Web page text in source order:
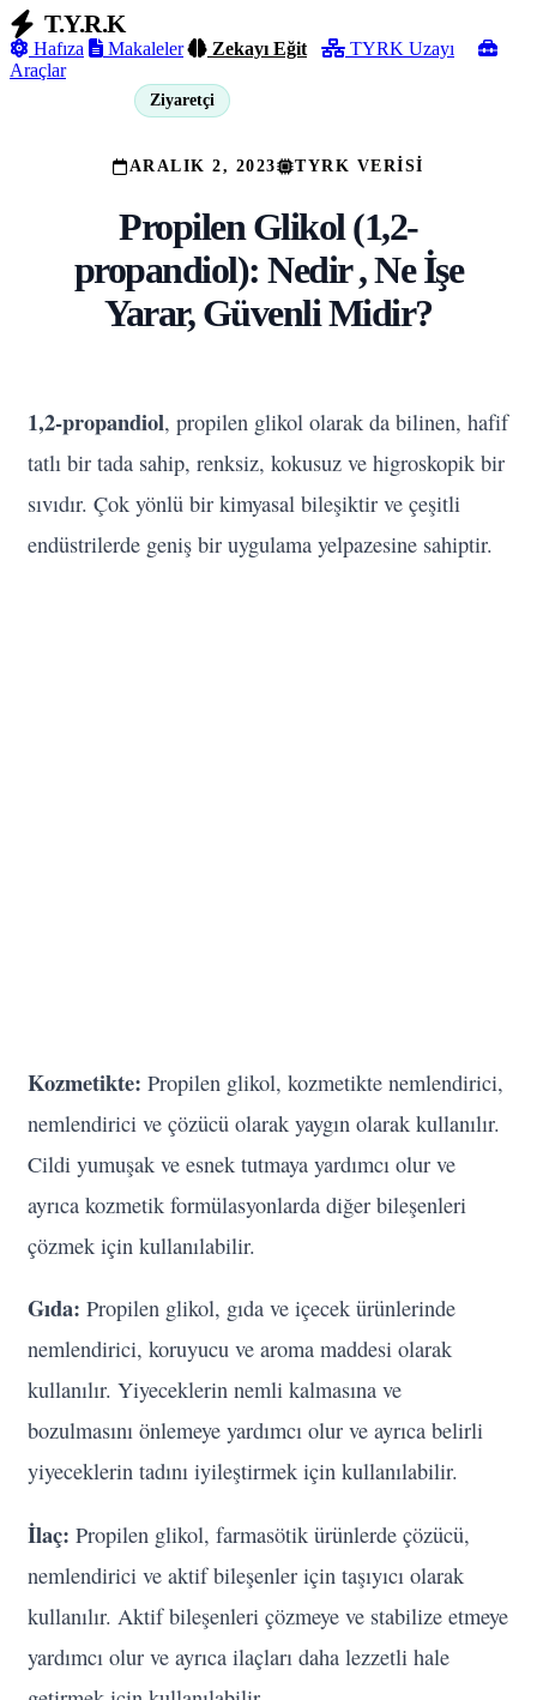
T.Y.R.K
Hafıza Makaleler Zekayı Eğit
TYRK Uzayı
Araçlar
Ziyaretçi
ARALIK 2, 2023 TYRK VERISI
Propilen Glikol (1,2-
propandiol): Nedir , Ne İşe
Yarar, Güvenli Midir?
1,2-propandiol, propilen glikol olarak da bilinen, hafif
tatlı bir tada sahip, renksiz, kokusuz ve higroskopik bir
sıvıdır. Çok yönlü bir kimyasal bileşiktir ve çeşitli
endüstrilerde geniş bir uygulama yelpazesine sahiptir.
Kozmetikte: Propilen glikol, kozmetikte nemlendirici,
nemlendirici ve çözücü olarak yaygın olarak kullanılır.
Cildi yumuşak ve esnek tutmaya yardımcı olur ve
ayrıca kozmetik formülasyonlarda diğer bileşenleri
çözmek için kullanılabilir.
Gıda: Propilen glikol, gıda ve içecek ürünlerinde
nemlendirici, koruyucu ve aroma maddesi olarak
kullanılır. Yiyeceklerin nemli kalmasına ve
bozulmasını önlemeye yardımcı olur ve ayrıca belirli
yiyeceklerin tadını iyileştirmek için kullanılabilir.
İlaç: Propilen glikol, farmasötik ürünlerde çözücü,
nemlendirici ve aktif bileşenler için taşıyıcı olarak
kullanılır. Aktif bileşenleri çözmeye ve stabilize etmeye
yardımcı olur ve ayrıca ilaçları daha lezzetli hale